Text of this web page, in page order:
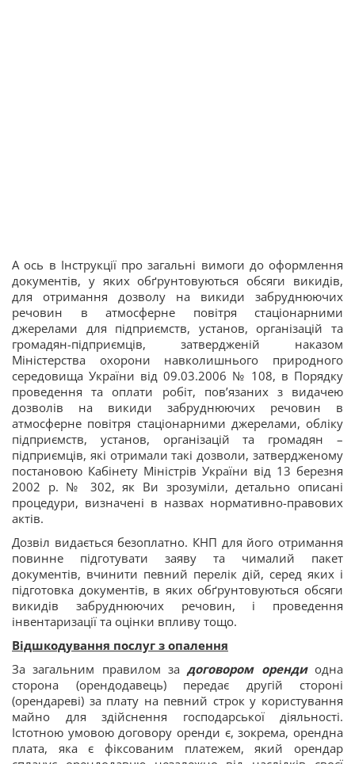
А ось в Інструкції про загальні вимоги до оформлення
документів, у яких обґрунтовуються обсяги викидів,
для отримання дозволу на викиди забруднюючих
речовин в атмосферне повітря стаціонарними
джерелами для підприємств, установ, організацій та
громадян-підприємців, затвердженій наказом
Міністерства охорони навколишнього природного
середовища України від 09.03.2006 № 108, в Порядку
проведення та оплати робіт, пов’язаних з видачею
дозволів на викиди забруднюючих речовин в
атмосферне повітря стаціонарними джерелами, обліку
підприємств, установ, організацій та громадян –
підприємців, які отримали такі дозволи, затвердженому
постановою Кабінету Міністрів України від 13 березня
2002 р. № 302, як Ви зрозуміли, детально описані
процедури, визначені в назвах нормативно-правових
актів.
Дозвіл видається безоплатно. КНП для його отримання
повинне підготувати заяву та чималий пакет
документів, вчинити певний перелік дій, серед яких і
підготовка документів, в яких обґрунтовуються обсяги
викидів забруднюючих речовин, і проведення
інвентаризації та оцінки впливу тощо.
Відшкодування послуг з опалення
За загальним правилом задоговором орендиодна
сторона (орендодавець) передає другій стороні
(орендареві) за плату на певний строк у користування
майно для здійснення господарської діяльності.
Істотною умовою договору оренди є, зокрема, орендна
плата, яка є фіксованим платежем, який орендар